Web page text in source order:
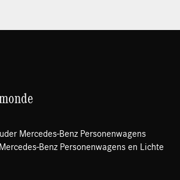
Mercedes-Benz Personenwagens
Benz Personenwagens en Lichte